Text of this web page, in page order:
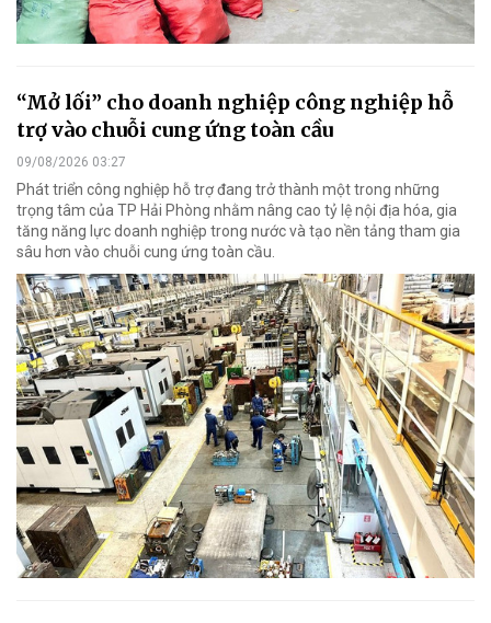
“Mở lối” cho doanh nghiệp công nghiệp hỗ
trợ vào chuỗi cung ứng toàn cầu
09/08/2026 03:27
Phát triển công nghiệp hỗ trợ đang trở thành một trong những
trọng tâm của TP Hải Phòng nhằm nâng cao tỷ lệ nội địa hóa, gia
tăng năng lực doanh nghiệp trong nước và tạo nền tảng tham gia
sâu hơn vào chuỗi cung ứng toàn cầu.